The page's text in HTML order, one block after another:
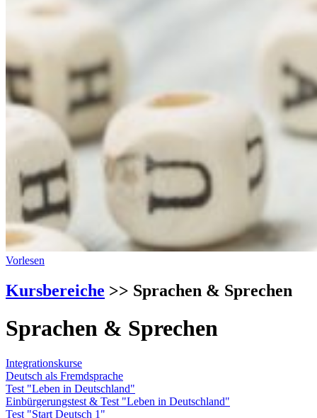
Vorlesen
Kursbereiche >> Sprachen & Sprechen
Sprachen & Sprechen
Integrationskurse
Deutsch als Fremdsprache
Test "Leben in Deutschland"
Einbürgerungstest & Test "Leben in Deutschland"
Test "Start Deutsch 1"